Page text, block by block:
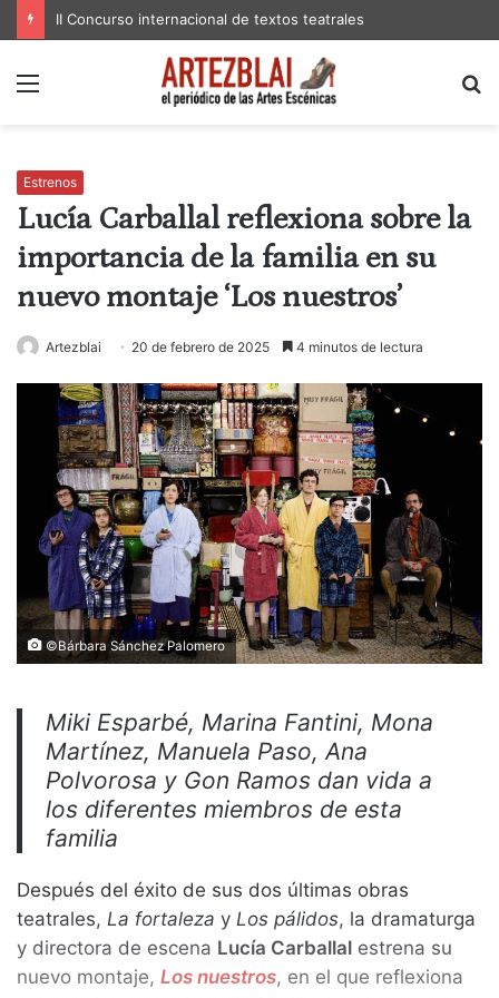
II Concurso internacional de textos teatrales
Menú
Estrenos
Lucía Carballal reflexiona sobre la
importancia de la familia en su
nuevo montaje ‘Los nuestros’
Artezblai 20 de febrero de 2025 4 minutos de lectura
©Bárbara Sánchez Palomero
Miki Esparbé, Marina Fantini, Mona
Martínez, Manuela Paso, Ana
Polvorosa y Gon Ramos dan vida a
los diferentes miembros de esta
familia
Después del éxito de sus dos últimas obras
teatrales, La fortaleza y Los pálidos, la dramaturga
y directora de escena Lucía Carballal estrena su
nuevo montaje, Los nuestros, en el que reflexiona